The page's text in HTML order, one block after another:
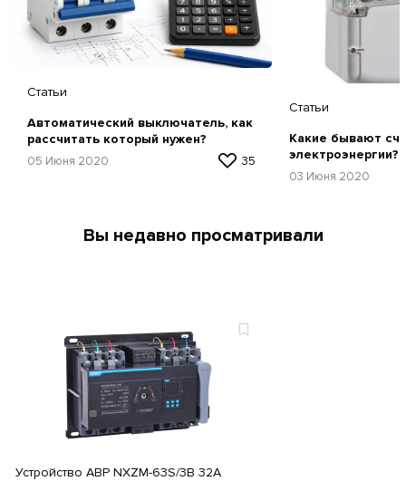
Статьи
Автоматический выключатель, как
рассчитать который нужен?
05 Июня 2020 35
Статьи
Какие бывают
электроэнергии?
03 Июня 2020
Вы недавно просматривали
Устройство АВР NXZM-63S/3B 32A